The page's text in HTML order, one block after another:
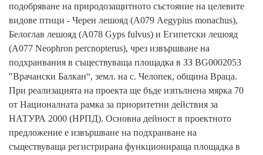
подобряване на природозащитното състояние на целевите
видове птици - Черен лешояд (А079 Aegypius monachus),
Белоглав лешояд (А078 Gyps fulvus) и Египетски лешояд
(А077 Neophron percnopterus), чрез извършване на
подхранвания в съществуваща площадка в ЗЗ BG0002053
"Врачански Балкан“, земл. на с. Челопек, община Враца.
При реализацията на проекта ще бъде изпълнена мярка 70
от Националната рамка за приоритетни действия за
НАТУРА 2000 (НРПД). Основна дейност в проектното
предложение е извършване на подхранване на
съществуваща регистрирана функционираща площадка в